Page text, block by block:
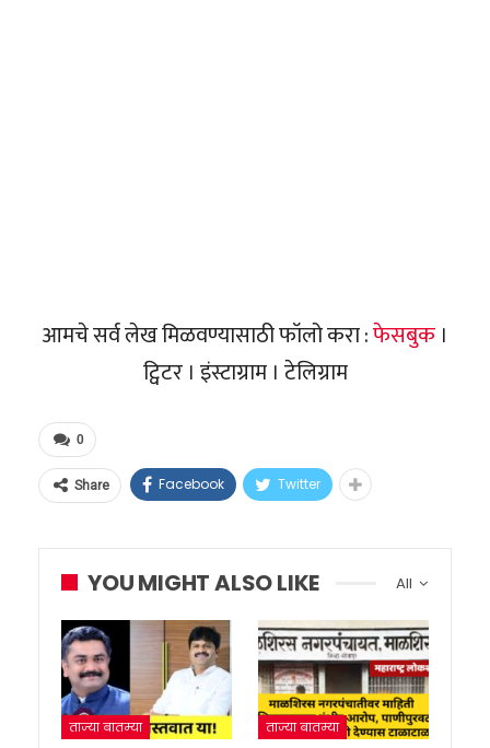
आमचे सर्व लेख मिळवण्यासाठी फॉलो करा :फेसबुक ।
ट्विटर । इंस्टाग्राम । टेलिग्राम
0
Share Facebook Twitter
All
YOU MIGHT ALSO LIKE
ताज्या बातम्या ताज्या बातम्या